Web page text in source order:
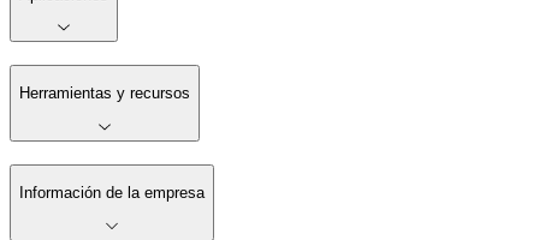
Herramientas y recursos
Información de la empresa